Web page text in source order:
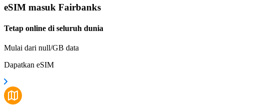
eSIM masuk Fairbanks
Tetap online di seluruh dunia
Mulai dari null/GB data
Dapatkan eSIM